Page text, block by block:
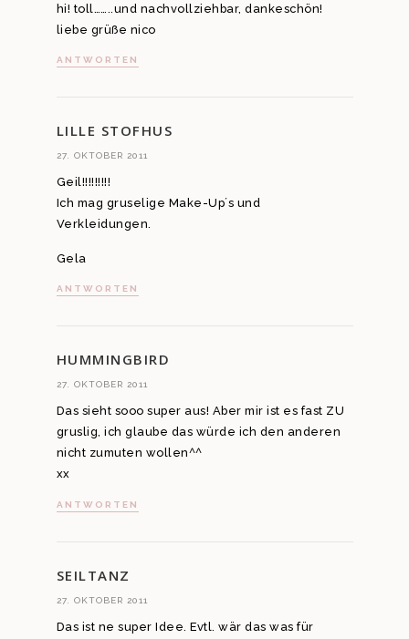
hi! toll……..und nachvollziehbar, dankeschön!
liebe grüße nico
ANTWORTEN
LILLE STOFHUS
27. OKTOBER 2011
Geil!!!!!!!!!
Ich mag gruselige Make-Up´s und
Verkleidungen.
Gela
ANTWORTEN
HUMMINGBIRD
27. OKTOBER 2011
Das sieht sooo super aus! Aber mir ist es fast ZU
gruslig, ich glaube das würde ich den anderen
nicht zumuten wollen^^
xx
ANTWORTEN
SEILTANZ
27. OKTOBER 2011
Das ist ne super Idee. Evtl. wär das was für